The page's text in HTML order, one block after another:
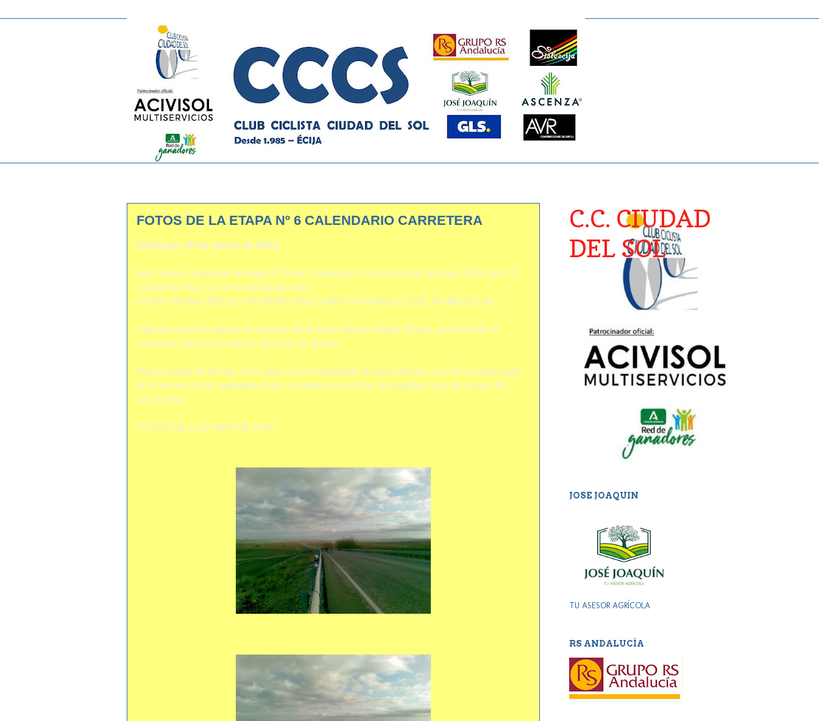
FOTOS DE LA ETAPA Nº 6 CALENDARIO CARRETERA
Domingo, 30 de marzo de 2014
Hoy hemos disputado la etapa Nº 6 del Calendario Cicloturista de carretera 2014 del CC
Ciudad del Sol, con el recorrido previsto:
ECIJA-OSUNA (RE)-EL CALVARIO (AV)-LOBITO-AGUADULCE-EL RUBIO-ECIJA.
Agradecemos el trabajo de nuestro socio Jose Antonio Martín Osuna, que ha sido el
voluntario que ha llevado el vehículo de apoyo.
Buena etapa de de hoy, en la que nos ha respetado la lluvia incluso con sol en gran parte
de la misma, buen ambiente, buen recorrido para rodar sin grandes cuestas y unos 90
km.en total.
FOTOS DE LA ETAPA DE HOY:
C.C. CIUDAD
DEL SOL
JOSE JOAQUIN
TU ASESOR AGRÍCOLA
RS ANDALUCÍA